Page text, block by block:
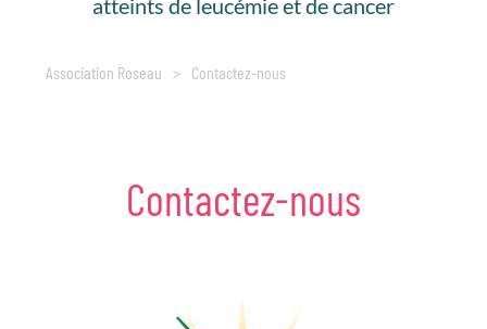
atteints de leucémie et de cancer
Association Roseau > Contactez-nous
Contactez-nous